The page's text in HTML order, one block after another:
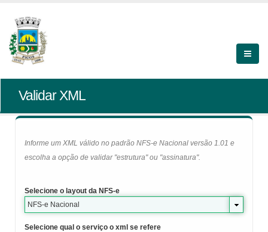
Validar XML
Informe um XML válido no padrão NFS-e Nacional versão 1.01 e
escolha a opção de validar "estrutura" ou "assinatura".
Selecione o layout da NFS-e
NFS-e Nacional
Selecione qual o serviço o xml se refere